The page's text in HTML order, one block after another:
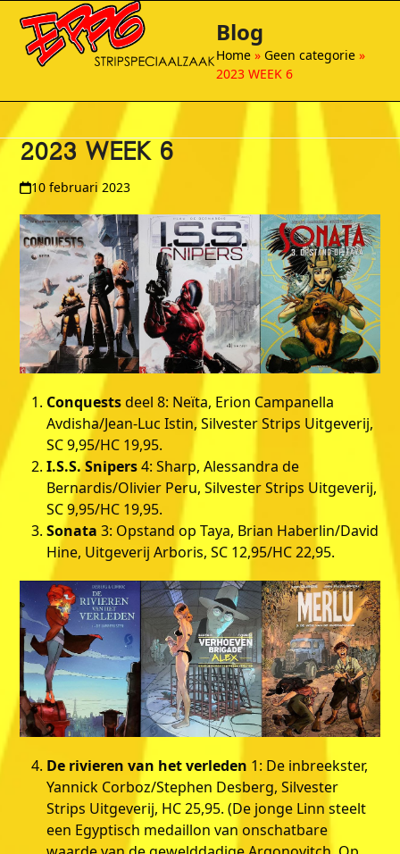
content
Open
mobile
menu
Close
mobile
menu
Blog
Home »Geen categorie »
2023 WEEK 6
2023 WEEK 6
10 februari 2023
Conquestsdeel 8: Neïta, Erion Campanella
Avdisha/Jean-Luc Istin, Silvester Strips Uitgeverij,
SC 9,95/HC 19,95.
I.S.S. Snipers4: Sharp, Alessandra de
Bernardis/Olivier Peru, Silvester Strips Uitgeverij,
SC 9,95/HC 19,95.
Sonata3: Opstand op Taya, Brian Haberlin/David
Hine, Uitgeverij Arboris, SC 12,95/HC 22,95.
De rivieren van het verleden 1: De inbreekster,
Yannick Corboz/Stephen Desberg, Silvester
Strips Uitgeverij, HC 25,95. (De jonge Linn steelt
een Egyptisch medaillon van onschatbare